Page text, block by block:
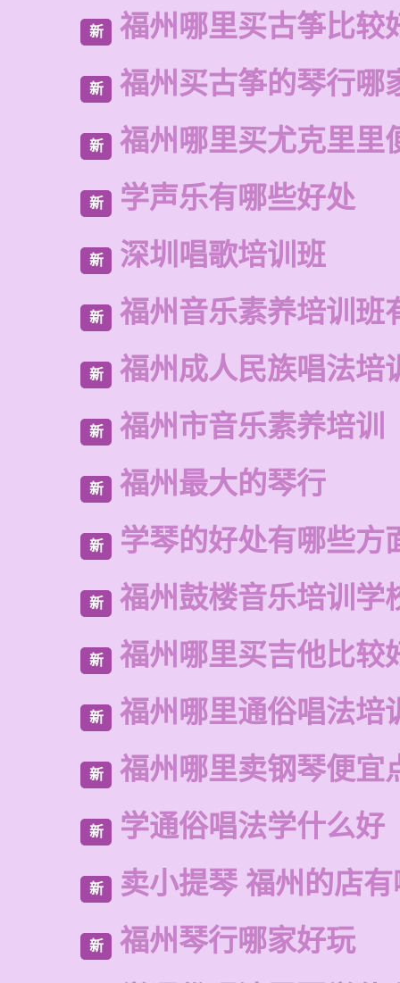
新 福州哪里买古筝比较
新 福州买古筝的琴行哪
新 福州哪里买尤克里里
新 学声乐有哪些好处
新 深圳唱歌培训班
新 福州音乐素养培训班
新 福州成人民族唱法培
新 福州市音乐素养培训
新 福州最大的琴行
新 学琴的好处有哪些方
新 福州鼓楼音乐培训学
新 福州哪里买吉他比较
新 福州哪里通俗唱法培
新 福州哪里卖钢琴便宜
新 学通俗唱法学什么好
新 卖小提琴 福州的店
新
福州琴行哪家好玩